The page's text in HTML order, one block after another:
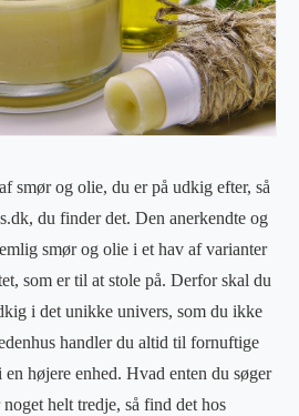
smør og olie, du er på udkig efter, så
du finder det. Den anerkendte og
smør og olie i et hav af varianter
som er til at stole på. Derfor skal du
i det unikke univers, som du ikke
handler du altid til fornuftige
en højere enhed. Hvad enten du søger
helt tredje, så find det hos